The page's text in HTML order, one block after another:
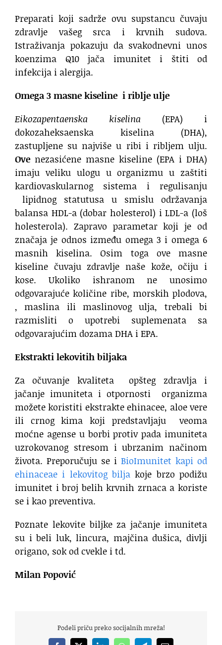
Preparati koji sadrže ovu supstancu čuvaju
zdravlje vašeg srca i krvnih sudova.
Istraživanja pokazuju da svakodnevni unos
koenzima Q10 jača imunitet i štiti od
infekcija i alergija.
Omega 3 masne kiseline i riblje ulje
Eikozapentaenska kiselina (EPA) i
dokozaheksaenska kiselina (DHA),
zastupljene su najviše u ribi i ribljem ulju.
Ove nezasićene masne kiseline (EPA i DHA)
imaju veliku ulogu u organizmu u zaštiti
kardiovaskularnog sistema i regulisanju
lipidnog statutusa u smislu održavanja
balansa HDL-a (dobar holesterol) i LDL-a (loš
holesterola). Zapravo parametar koji je od
značaja je odnos između omega 3 i omega 6
masnih kiselina. Osim toga ove masne
kiseline čuvaju zdravlje naše kože, očiju i
kose. Ukoliko ishranom ne unosimo
odgovarajuće količine ribe, morskih plodova,
, maslina ili maslinovog ulja, trebali bi
razmisliti o upotrebi suplemenata sa
odgovarajućim dozama DHA i EPA.
Ekstrakti lekovitih biljaka
Za očuvanje kvaliteta opšteg zdravlja i
jačanje imuniteta i otpornosti organizma
možete koristiti ekstrakte ehinacee, aloe vere
ili crnog kima koji predstavljaju veoma
moćne agense u borbi protiv pada imuniteta
uzrokovanog stresom i ubrzanim načinom
života. Preporučuju se i BioImunitet kapi od
ehinaceae i lekovitog bilja koje brzo podižu
imunitet i broj belih krvnih zrnaca a koriste
se i kao preventiva.
Poznate lekovite biljke za jačanje imuniteta
su i beli luk, lincura, majčina dušica, divlji
origano, sok od cvekle i td.
Milan Popović
Podeli priču preko socijalnih mreža!